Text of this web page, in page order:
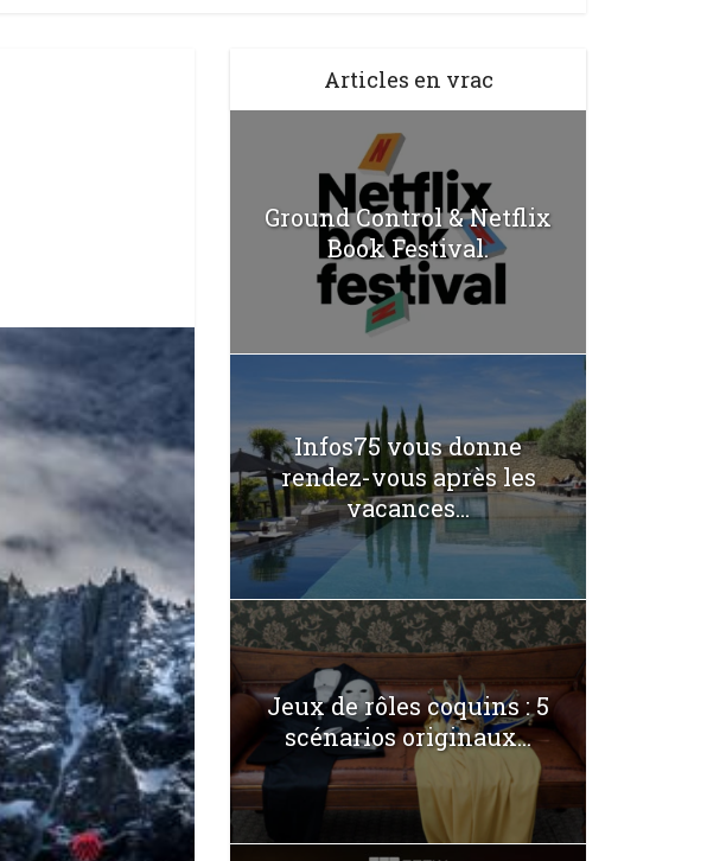
Articles en vrac
Ground Control & Netflix
Book Festival.
Infos75 vous donne
rendez-vous après les
vacances...
Jeux de rôles coquins : 5
scénarios originaux...